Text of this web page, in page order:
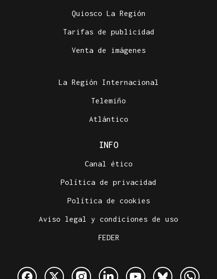
Quiosco La Región
Tarifas de publicidad
Venta de imágenes
La Región Internacional
Telemiño
Atlántico
INFO
Canal ético
Política de privacidad
Política de cookies
Aviso legal y condiciones de uso
FEDER